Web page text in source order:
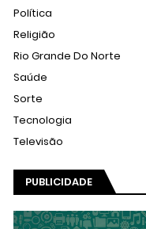
Política
Religião
Rio Grande Do Norte
Saúde
Sorte
Tecnologia
Televisão
PUBLICIDADE